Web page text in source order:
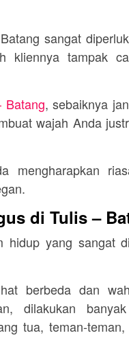
sangat
kliennya tampak
Batang, sebaiknya
wajah Anda
mengharapkan
di Tulis –
hidup yang sangat
berbeda dan
dilakukan
tua, teman-teman,